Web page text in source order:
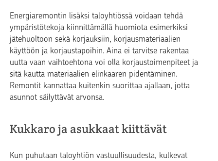
Energiaremontin lisäksi taloyhtiössä voidaan tehdä
ympäristötekoja kiinnittämällä huomiota esimerkiksi
jätehuoltoon sekä korjauksiin, korjausmateriaalien
käyttöön ja korjaustapoihin. Aina ei tarvitse rakentaa
uutta vaan vaihtoehtona voi olla korjaustoimenpiteet ja
sitä kautta materiaalien elinkaaren pidentäminen.
Remontit kannattaa kuitenkin suorittaa ajallaan, jotta
asunnot säilyttävät arvonsa.
Kukkaro ja asukkaat kiittävät
Kun puhutaan taloyhtiön vastuullisuudesta, kulkevat